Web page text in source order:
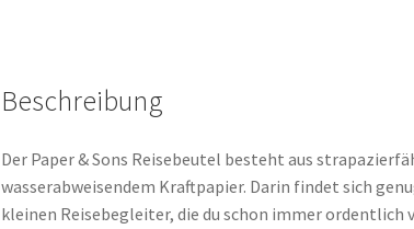
Beschreibung
Der Paper & Sons Reisebeutel besteht aus
wasserabweisendem Kraftpapier. Darin findet sich
kleinen Reisebegleiter, die du schon immer ordentlich